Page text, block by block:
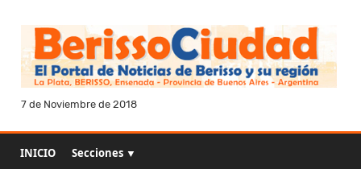
7 de Noviembre de 2018
INICIO Secciones ▼